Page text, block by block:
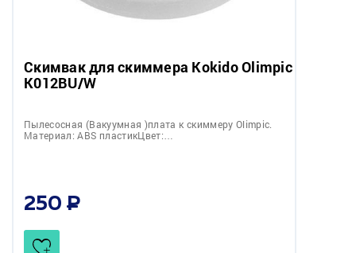
Скимвак для скиммера Kokido Olimpic
K012BU/W
Пылесосная (Вакуумная )плата к скиммеру Olimpic.
Материал: ABS пластикЦвет:…
250